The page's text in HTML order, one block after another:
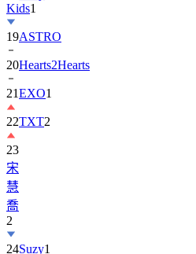
Kids1
19ASTRO
20Hearts2Hearts
21EXO1
22TXT2
23
宋
慧
喬
2
24Suzy1